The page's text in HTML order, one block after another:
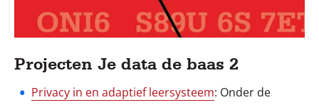
Projecten Je data de baas 2
Privacy in en adaptief leersysteem: Onder de